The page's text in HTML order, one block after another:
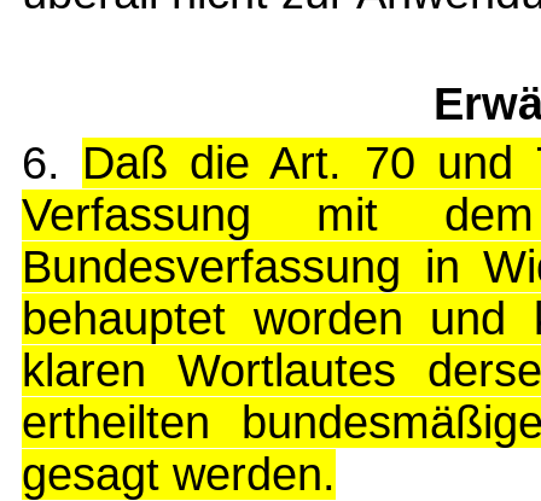
6. Daß die Art. 70 und
Verfassung mit
Bundesverfassung in
behauptet worden und
klaren Wortlautes
ertheilten
gesagt werden.